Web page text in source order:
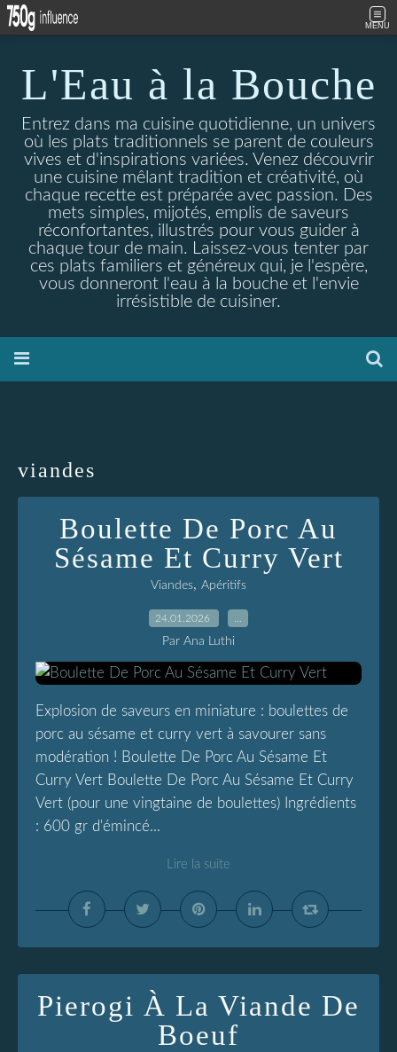
MENU
L'Eau à la Bouche
Entrez dans ma cuisine quotidienne, un univers
où les plats traditionnels se parent de couleurs
vives et d'inspirations variées. Venez découvrir
une cuisine mêlant tradition et créativité, où
chaque recette est préparée avec passion. Des
mets simples, mijotés, emplis de saveurs
réconfortantes, illustrés pour vous guider à
chaque tour de main. Laissez-vous tenter par
ces plats familiers et généreux qui, je l'espère,
vous donneront l'eau à la bouche et l'envie
irrésistible de cuisiner.
viandes
Boulette De Porc Au
Sésame Et Curry Vert
Viandes, Apéritifs
24.01.2026
Par Ana Luthi
Explosion de saveurs en miniature : boulettes de
porc au sésame et curry vert à savourer sans
modération ! Boulette De Porc Au Sésame Et
Curry Vert Boulette De Porc Au Sésame Et Curry
Vert (pour une vingtaine de boulettes) Ingrédients
: 600 gr d'émincé...
Lire la suite
Pierogi À La Viande De
Boeuf